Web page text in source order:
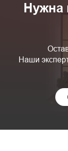
Нужна
Наши